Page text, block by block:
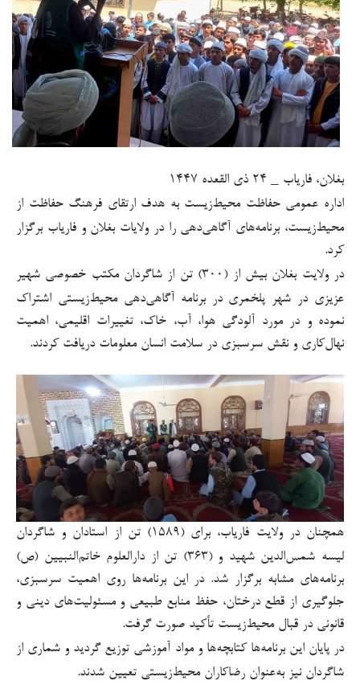
بغلان، فاریاب _ ۲۴ ذی القعده ۱۴۴۷
اداره عمومی حفاظت محیط‌زیست به هدف ارتقای فرهنگ حفاظت از
محیط‌زیست، برنامه‌های آگاهی‌دهی را در ولایات بغلان و فاریاب برگزار
کرد.
در ولایت بغلان بیش از ( ۳۰۰)
تن از شاگردان مکتب خصوصی شهیر
عزیزی در شهر پلخمری در برنامه آگاهی‌دهی محیط‌زیستی اشتراک
نموده و در مورد آلودگی هوا، آب، خاک، تغییرات اقلیمی، اهمیت
نهال‌کاری و نقش سرسبزی در سلامت انسان معلومات دریافت کردند.
همچنان در ولایت فاریاب، برای (۱۵۸۹)
تن از استادان و شاگردان
لیسه شمس‌الدین شهید و (۳۶۳)
تن از دارالعلوم خاتم‌النبیین (ص)
برنامه‌های مشابه برگزار شد. در این برنامه‌ها روی اهمیت سرسبزی،
جلوگیری از قطع درختان، حفظ منابع طبیعی و مسئولیت‌های دینی و
قانونی در قبال محیط‌زیست تأکید صورت گرفت.
در پایان این برنامه‌ها کتابچه‌ها و مواد آموزشی توزیع گردید و شماری از
شاگردان نیز به‌عنوان رضاکاران محیط‌زیستی تعیین شدند.